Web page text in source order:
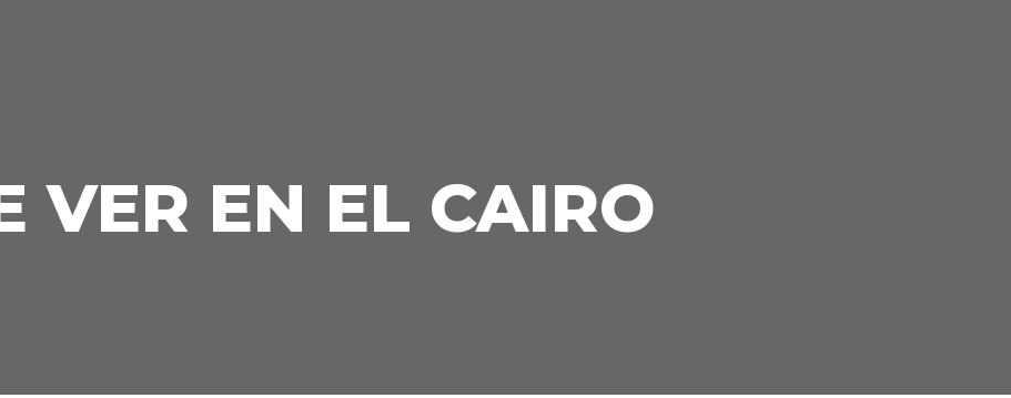
VER EN EL CAIRO